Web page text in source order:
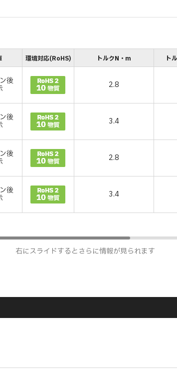
環境対応(RoHS) トルクN・m ト
後 2.8
後 3.4
後 2.8
後 3.4
右にスライドするとさらに情報が見られます